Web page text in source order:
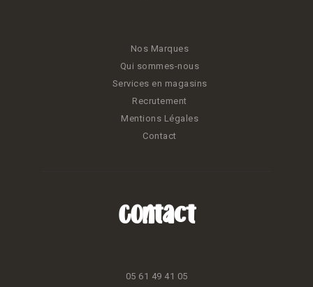
Nos Marques
Qui sommes-nous
Services en magasins
Recrutement
Mentions Légales
Contact
Contact
05 61 49 41 05